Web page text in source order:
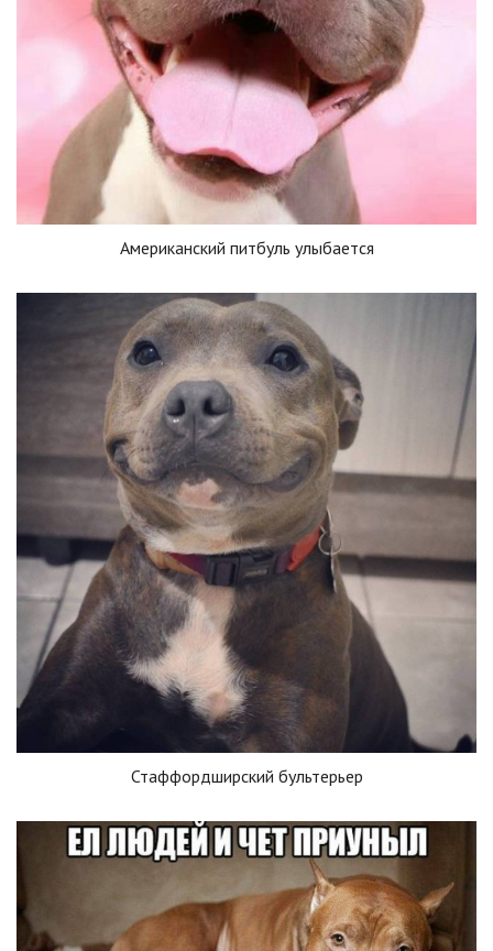
Американский питбуль улыбается
Стаффордширский бультерьер